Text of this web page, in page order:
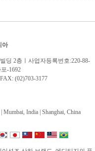
아
딩 2층 ㅣ사업자등록번호:220-88-
-1692
FAX: (02)703-3177
Mumbai, India | Shanghai, China